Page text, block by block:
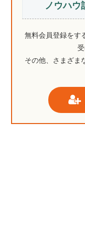
ノウハウ
無料会員登録をす
その他、さまざま